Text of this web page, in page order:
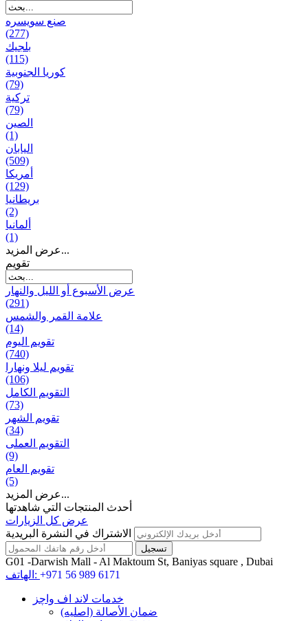
صنع سویسره
(277)
بلجيك
(115)
كوريا الجنوبية
(79)
تركية
(79)
الصين
(1)
اليابان
(509)
أمريكا
(129)
بریطانیا
(2)
ألمانيا
(1)
عرض المزيد...
تقويم
عرض الأسبوع أو الليل والنهار
(291)
علامة القمر والشمس
(14)
تقویم الیوم
(740)
تقويم ليلا ونهارا
(106)
التقويم الكامل
(73)
تقويم الشهر
(34)
التقويم العملی
(9)
تقويم العام
(5)
عرض المزيد...
أحدث المنتجات التي شاهدتها
عرض كل الزيارات
الاشتراك في النشرة البريدية
G01 -Darwish Mall - Al Maktoum St, Baniyas square , Dubai
الهاتف: +971 56 989 6171
خدمات لاند اف واچز
ضمان الأصالة (اصلیه)